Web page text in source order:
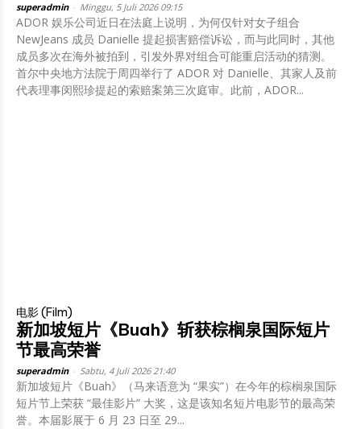
superadmin Minggu, 5 Juli 2026 09:15
ADOR 娱乐公司近日在法庭上说明，为何仅针对女子组合
NewJeans 成员 Danielle 提起损害赔偿诉讼，而与此同时，其他
成员多次在海外被拍到，引发外界对组合可能重启活动的猜测。
首尔中央地方法院于周四举行了 ADOR 对 Danielle、其家人及前
代表理事闵熙珍提起的索赔案第三次庭审。此前，ADOR...
电影 (Film)
新加坡短片《Buah》斩获棕榈泉国际短片
节最高荣誉
superadmin Sabtu, 4 Juli 2026 21:40
新加坡短片《Buah》（马来语意为 “果实”）在今年的棕榈泉国际
短片节上荣获 “最佳影片” 大奖，这是该知名短片电影节的最高荣
誉。本届影展于 6 月 23 日至 29...